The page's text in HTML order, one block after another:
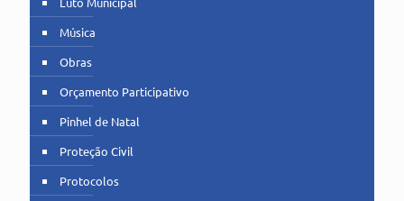
Música
Obras
Orçamento Participativo
Pinhel de Natal
Proteção Civil
Protocolos